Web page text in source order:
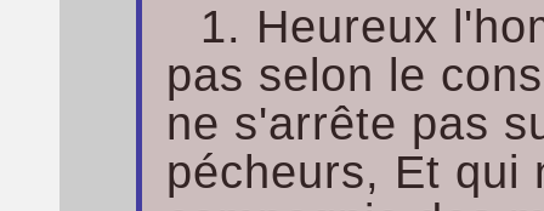
1. Heureux
pas selon le
ne s'arrête pas
pécheurs, Et qui